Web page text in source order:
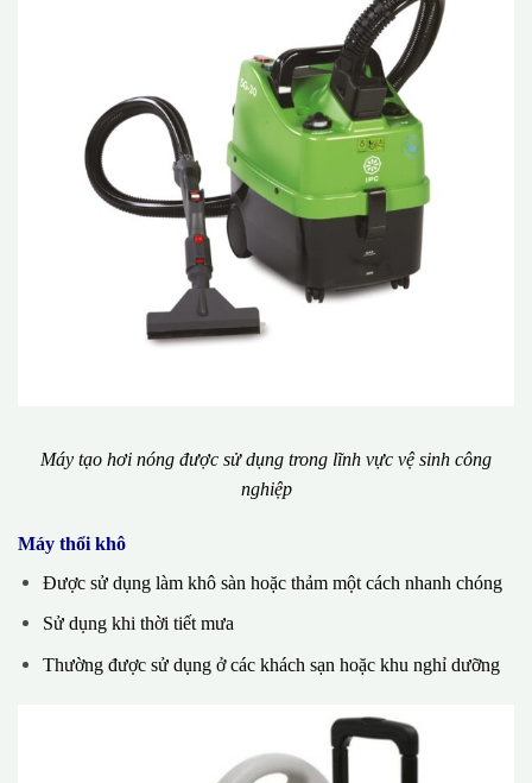
Máy tạo hơi nóng được sử dụng trong lĩnh vực vệ sinh công
nghiệp
Máy thổi khô
Được sử dụng làm khô sàn hoặc thảm một cách nhanh chóng
Sử dụng khi thời tiết mưa
Thường được sử dụng ở các khách sạn hoặc khu nghỉ dưỡng